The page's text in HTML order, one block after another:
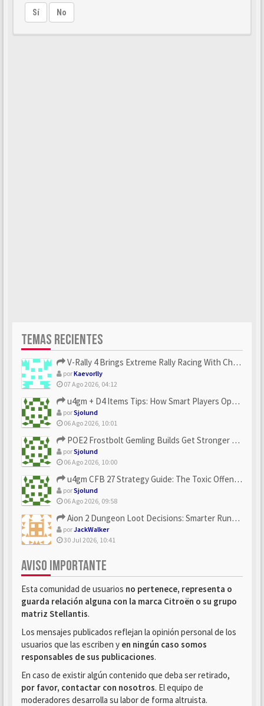
Sí No
TEMAS RECIENTES
V-Rally 4 Brings Extreme Rally Racing With Challenging Track...
porKaevorlly
07 Ago 2026, 04:12
u4gm + D4 Items Tips: How Smart Players Optimize Gear, Build...
porSjolund
06 Ago 2026, 10:01
POE2 Frostbolt Gemling Builds Get Stronger With u4gm’s Ice C...
porSjolund
06 Ago 2026, 10:00
u4gm CFB 27 Strategy Guide: The Toxic Offensive Scheme Your ...
porSjolund
06 Ago 2026, 09:58
Aion 2 Dungeon Loot Decisions: Smarter Runs With U4N
porJackWalker
30 Jul 2026, 10:41
AVISO IMPORTANTE
Esta comunidad de usuarios no pertenece, representa o
guarda relación alguna con la marca Citroën o su grupo
matriz Stellantis.
Los mensajes publicados reflejan la opinión personal de los
usuarios que las escriben y en ningún caso somos
responsables de sus publicaciones.
En caso de existir algún contenido que deba ser retirado,
por favor, contactar con nosotros. El equipo de
moderadores desarrolla su labor de forma altruista.